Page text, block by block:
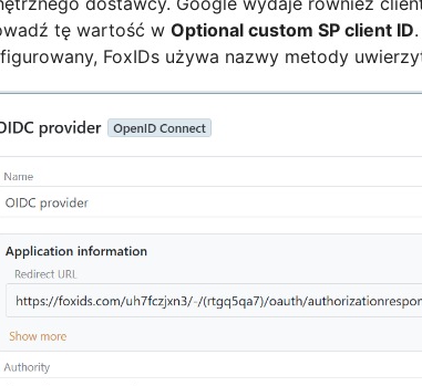
tę wartość w Optional custom SP client ID
FoxIDs używa nazwy metody